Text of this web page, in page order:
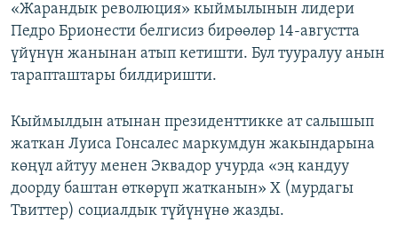
«Жарандык революция» кыймылынын лидери
Педро Брионести белгисиз бирөөлөр 14-августта
үйүнүн жанынан атып кетишти. Бул тууралуу анын
тарапташтары билдиришти.
Кыймылдын атынан президенттикке ат салышып
жаткан Луиса Гонсалес маркумдун жакындарына
көңүл айтуу менен Эквадор учурда «эң кандуу
доорду баштан өткөрүп жатканын» X (мурдагы
Твиттер) социалдык түйүнүнө жазды.